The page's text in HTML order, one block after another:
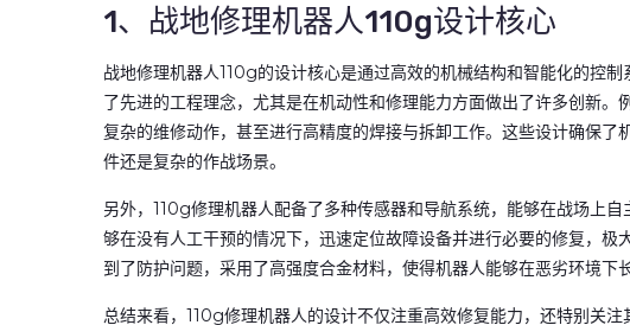
1、战地修理机器人110g设计核心
战地修理机器人110g的设计核心是通过高效的机械结构和智能化的控
了先进的工程理念，尤其是在机动性和修理能力方面做出了许多创新
复杂的维修动作，甚至进行高精度的焊接与拆卸工作。这些设计确保
件还是复杂的作战场景。
另外，110g修理机器人配备了多种传感器和导航系统，能够在战场上
够在没有人工干预的情况下，迅速定位故障设备并进行必要的修复，
到了防护问题，采用了高强度合金材料，使得机器人能够在恶劣环境下
总结来看，110g修理机器人的设计不仅注重高效修复能力，还特别关